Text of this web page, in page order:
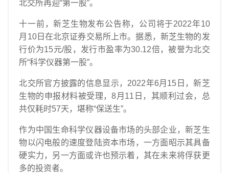
资讯
商业
北交所再迎“第一股”。
十一前，新芝生物发布公告称，公司将于2022年10
月10日在北京证券交易所上市。据悉，新芝生物的发
行价为15元/股，发行市盈率为30.12倍，被誉为北交
所“科学仪器第一股”。
北交所官方披露的信息显示，2022年6月15日，新芝
生物的申报材料被受理，8月11日，其顺利过会，总
共仅耗时57天，堪称“保送生”。
作为中国生命科学仪器设备市场的头部企业，新芝生
物以闪电般的速度登陆资本市场，一方面昭示其具备
硬实力，另一方面或许也预示着，其在未来将俘获更
多的投资者。